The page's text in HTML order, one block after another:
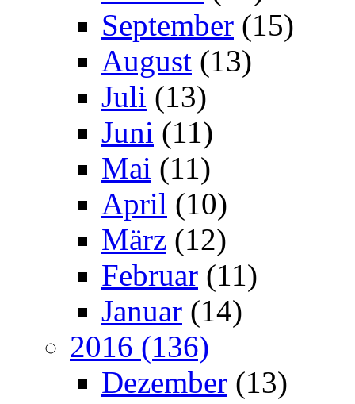
September (15)
August (13)
Juli (13)
Juni (11)
Mai (11)
April (10)
März (12)
Februar (11)
Januar (14)
2016 (136)
Dezember (13)